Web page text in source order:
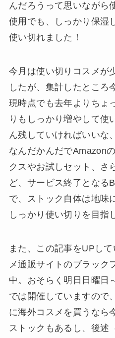
んだろうって思いながら
使用でも、しっかり保湿
使い切れました！
今月は使い切りコスメが
したが、集計したところ
現時点でも去年よりちょ
りもしっかり増やして使
ん残していければいいな
なんだかんだでAmazon
クスやお試しセット、さ
ど、サービス終了となる
で、ストック自体は地味
しっかり使い切りを目指
また、この記事をUPし
メ通販サイトのブラック
中。おそらく明日日曜日
では開催していますので
に海外コスメを買うなら
ストックもあるし、後述